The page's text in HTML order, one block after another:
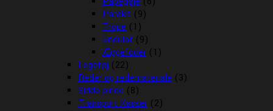
Parakit (9)
Trope (1)
Undulat (9)
Æggefoder (1)
Legetøj (22)
Reder og redemateriale (3)
Sidde pinde (8)
Transport Kasser (2)